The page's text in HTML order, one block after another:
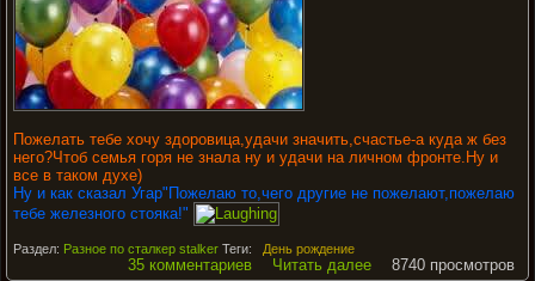
Пожелать тебе хочу здоровица,удачи значить,счастье-а куда ж без
него?Чтоб семья горя не знала ну и удачи на личном фронте.Ну и
все в таком духе)
Ну и как сказал Угар"Пожелаю то,чего другие не пожелают,пожелаю
тебе железного стояка!"
Раздел: Разное по сталкер stalker Теги: День рождение
35 комментариев Читать далее 8740 просмотров